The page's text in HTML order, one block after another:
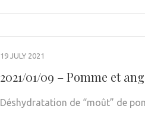
19 JULY 2021
2021/01/09 – Pomme et
Déshydratation de “moût” de